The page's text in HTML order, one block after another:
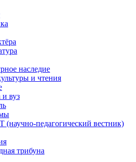
наследие
и чтения
вуз
педагогический вестник)
трибуна